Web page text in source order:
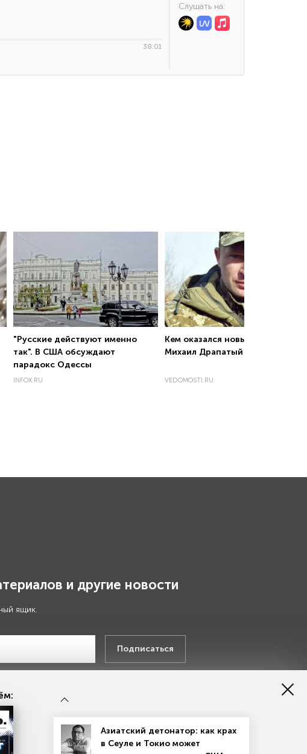
38:01
Cлушать на:
"Русские действуют именно
так". В США обсуждают
парадокс Одессы
INFOX.RU
Кем оказался новый главком
Михаил Драпатый
VEDOMOSTI.RU
и другие новости
ящик.
Подписаться
данных
Азиатский детонатор: как крах
в Сеуле и Токио может